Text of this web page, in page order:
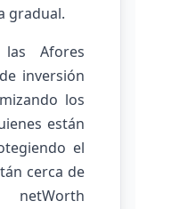
gradual.
Afores
inversión
los
están
el
cerca de